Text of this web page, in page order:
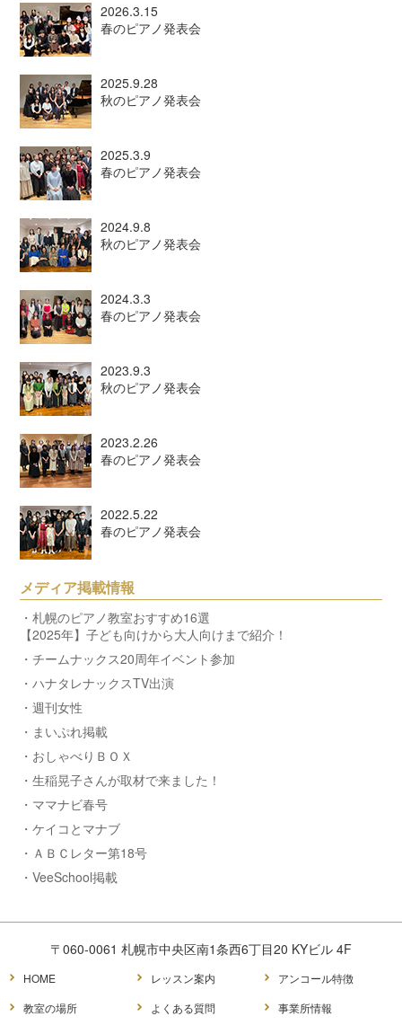
2026.3.15
春のピアノ発表会
2025.9.28
秋のピアノ発表会
2025.3.9
春のピアノ発表会
2024.9.8
秋のピアノ発表会
2024.3.3
春のピアノ発表会
2023.9.3
秋のピアノ発表会
2023.2.26
春のピアノ発表会
2022.5.22
春のピアノ発表会
メディア掲載情報
・札幌のピアノ教室おすすめ16選
【2025年】子ども向けから大人向けまで紹介！
・チームナックス20周年イベント参加
・ハナタレナックスTV出演
・週刊女性
・まいぷれ掲載
・おしゃべりＢＯＸ
・生稲晃子さんが取材で来ました！
・ママナビ春号
・ケイコとマナブ
・ＡＢＣレター第18号
・VeeSchool掲載
〒060-0061 札幌市中央区南1条西6丁目20 KYビル 4F
HOME レッスン案内
アンコール特徴
教室の場所
よくある質問 事業所情報